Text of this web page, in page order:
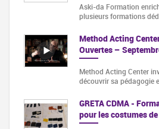
Aski-da Formation
plusieurs formations
Method Acting Center - Journées
Ouvertes –
Method Acting Center
découvrir sa pédagogie
GRETA CDMA -
pour les costumes